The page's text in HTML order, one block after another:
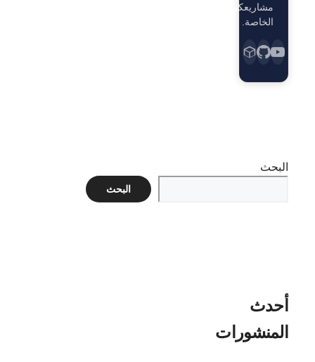
مشاريعكم
الخاصة.
البحث
البحث
أحدث
المنشورات